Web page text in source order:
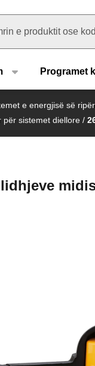
Programet
e energjisë së
për sistemet diellore /
lidhjeve